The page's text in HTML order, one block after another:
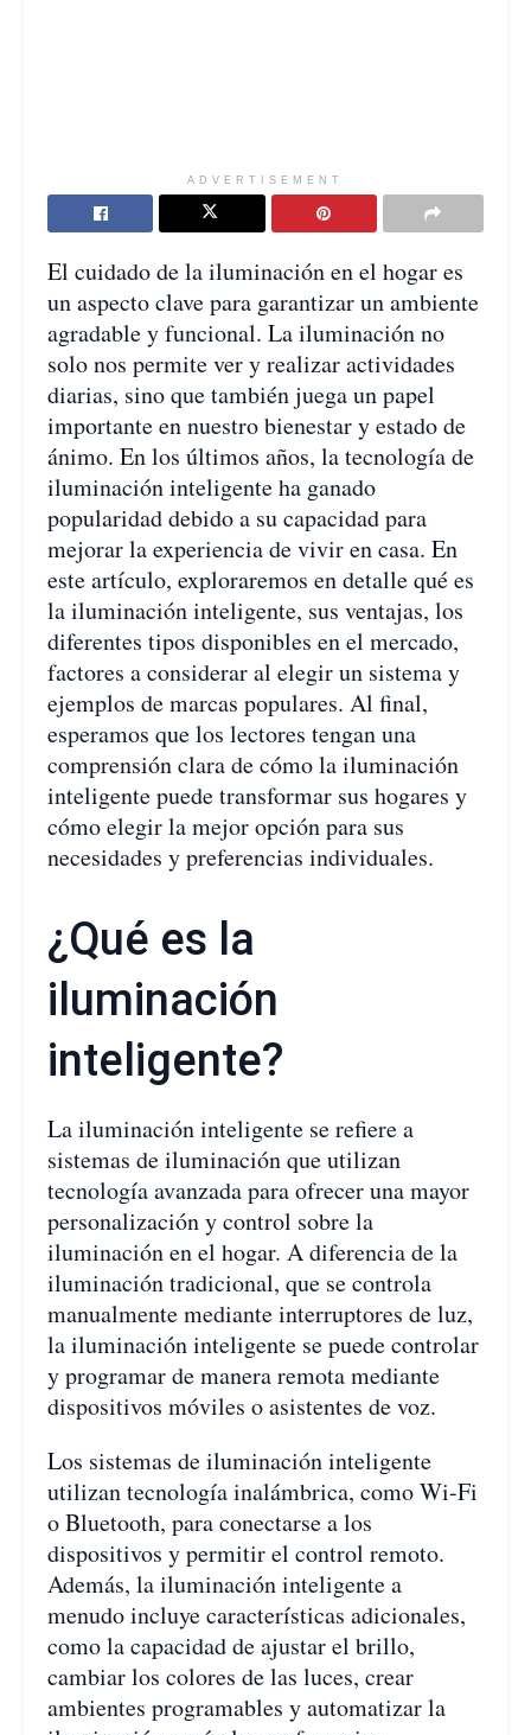
ADVERTISEMENT
El cuidado de la iluminación en el hogar es
un aspecto clave para garantizar un ambiente
agradable y funcional. La iluminación no
solo nos permite ver y realizar actividades
diarias, sino que también juega un papel
importante en nuestro bienestar y estado de
ánimo. En los últimos años, la tecnología de
iluminación inteligente ha ganado
popularidad debido a su capacidad para
mejorar la experiencia de vivir en casa. En
este artículo, exploraremos en detalle qué es
la iluminación inteligente, sus ventajas, los
diferentes tipos disponibles en el mercado,
factores a considerar al elegir un sistema y
ejemplos de marcas populares. Al final,
esperamos que los lectores tengan una
comprensión clara de cómo la iluminación
inteligente puede transformar sus hogares y
cómo elegir la mejor opción para sus
necesidades y preferencias individuales.
¿Qué es la
iluminación
inteligente?
La iluminación inteligente se refiere a
sistemas de iluminación que utilizan
tecnología avanzada para ofrecer una mayor
personalización y control sobre la
iluminación en el hogar. A diferencia de la
iluminación tradicional, que se controla
manualmente mediante interruptores de luz,
la iluminación inteligente se puede controlar
y programar de manera remota mediante
dispositivos móviles o asistentes de voz.
Los sistemas de iluminación inteligente
utilizan tecnología inalámbrica, como Wi-Fi
o Bluetooth, para conectarse a los
dispositivos y permitir el control remoto.
Además, la iluminación inteligente a
menudo incluye características adicionales,
como la capacidad de ajustar el brillo,
cambiar los colores de las luces, crear
ambientes programables y automatizar la